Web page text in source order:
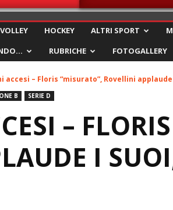
HOCKEY ALTRI SPORT
RUBRICHE FOTOGALLERY
accesi – Floris “misurato”, Rovellini
B SERIE D
–
I